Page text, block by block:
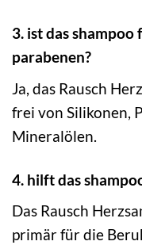
3. ist das
parabenen?
Ja, das Rausch
frei von Silikonen,
Mineralölen.
4. hilft das
Das Rausch
primär für die